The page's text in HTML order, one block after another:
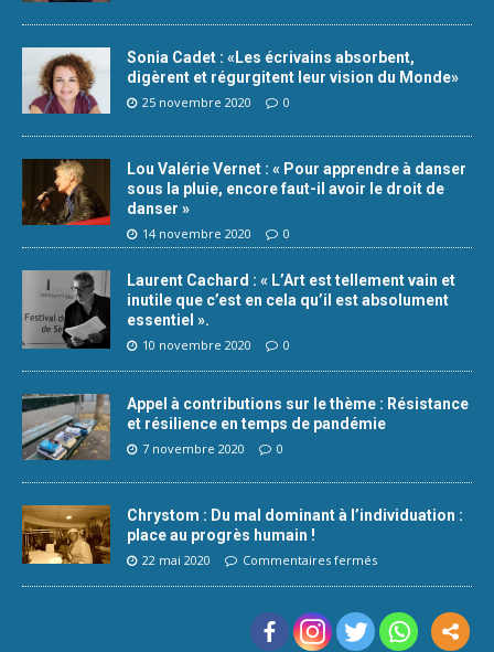
Sonia Cadet : «Les écrivains absorbent,
digèrent et régurgitent leur vision du Monde»
25 novembre 2020 0
Lou Valérie Vernet : « Pour apprendre à danser
sous la pluie, encore faut-il avoir le droit de
danser »
14 novembre 2020 0
Laurent Cachard : « L’Art est tellement vain et
inutile que c’est en cela qu’il est absolument
essentiel ».
10 novembre 2020 0
Appel à contributions sur le thème : Résistance
et résilience en temps de pandémie
7 novembre 2020 0
Chrystom : Du mal dominant à l’individuation :
place au progrès humain !
22 mai 2020 Commentaires fermés